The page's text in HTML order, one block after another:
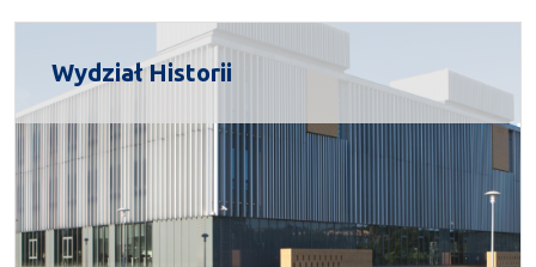
Wydział Historii